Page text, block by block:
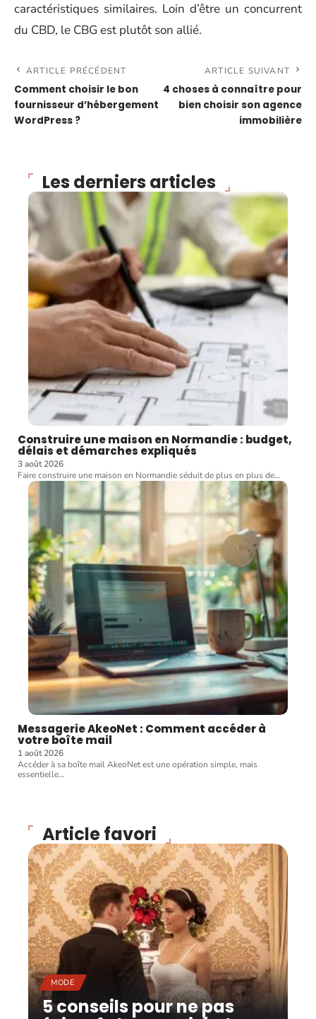
caractéristiques similaires. Loin d’être un concurrent
du CBD, le CBG est plutôt son allié.
ARTICLE PRÉCÉDENT
Comment choisir le bon
fournisseur d’hébergement
WordPress ?
ARTICLE SUIVANT
4 choses à connaître pour
bien choisir son agence
immobilière
Les derniers articles
Construire une maison en Normandie : budget,
délais et démarches expliqués
3 août 2026
Faire construire une maison en Normandie séduit de plus en plus de…
Messagerie AkeoNet : Comment accéder à
votre boîte mail
1 août 2026
Accéder à sa boîte mail AkeoNet est une opération simple, mais
essentielle…
Article favori
MODE
5 conseils pour ne pas